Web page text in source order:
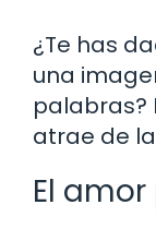
¿Te has
una
palabras?
atrae de
El